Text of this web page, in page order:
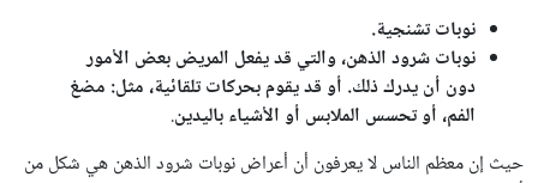
نوبات تشنجية.
نوبات شرود الذهن، والتي قد يفعل المريض بعض الأمور
دون أن يدرك ذلك. أو قد يقوم بحركات تلقائية، مثل: مضغ
الفم، أو تحسس الملابس أو الأشياء باليدين.
حيث إن معظم الناس لا يعرفون أن أعراض نوبات شرود الذهن هي شكل من